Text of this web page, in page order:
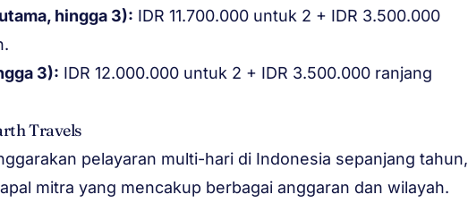
hingga 3): IDR 11.700.000 untuk 2 + IDR 3.500.000
3): IDR 12.000.000 untuk 2 + IDR 3.500.000 ranjang
Travels
pelayaran multi-hari di Indonesia sepanjang tahun,
mitra yang mencakup berbagai anggaran dan wilayah.